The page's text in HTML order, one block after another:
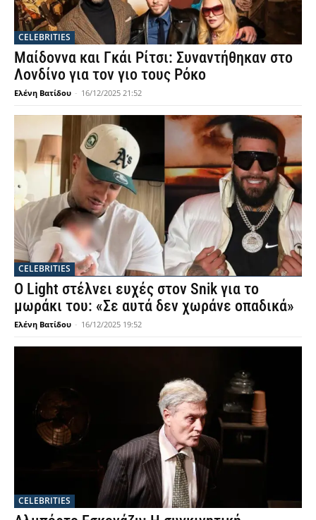
CELEBRITIES
Μαίδοννα και Γκάι Ρίτσι: Συναντήθηκαν στο
Λονδίνο για τον γιο τους Ρόκο
Ελένη Βατίδου - 16/12/2025 21:52
CELEBRITIES
Ο Light στέλνει ευχές στον Snik για το
μωράκι του: «Σε αυτά δεν χωράνε οπαδικά»
Ελένη Βατίδου - 16/12/2025 19:52
CELEBRITIES